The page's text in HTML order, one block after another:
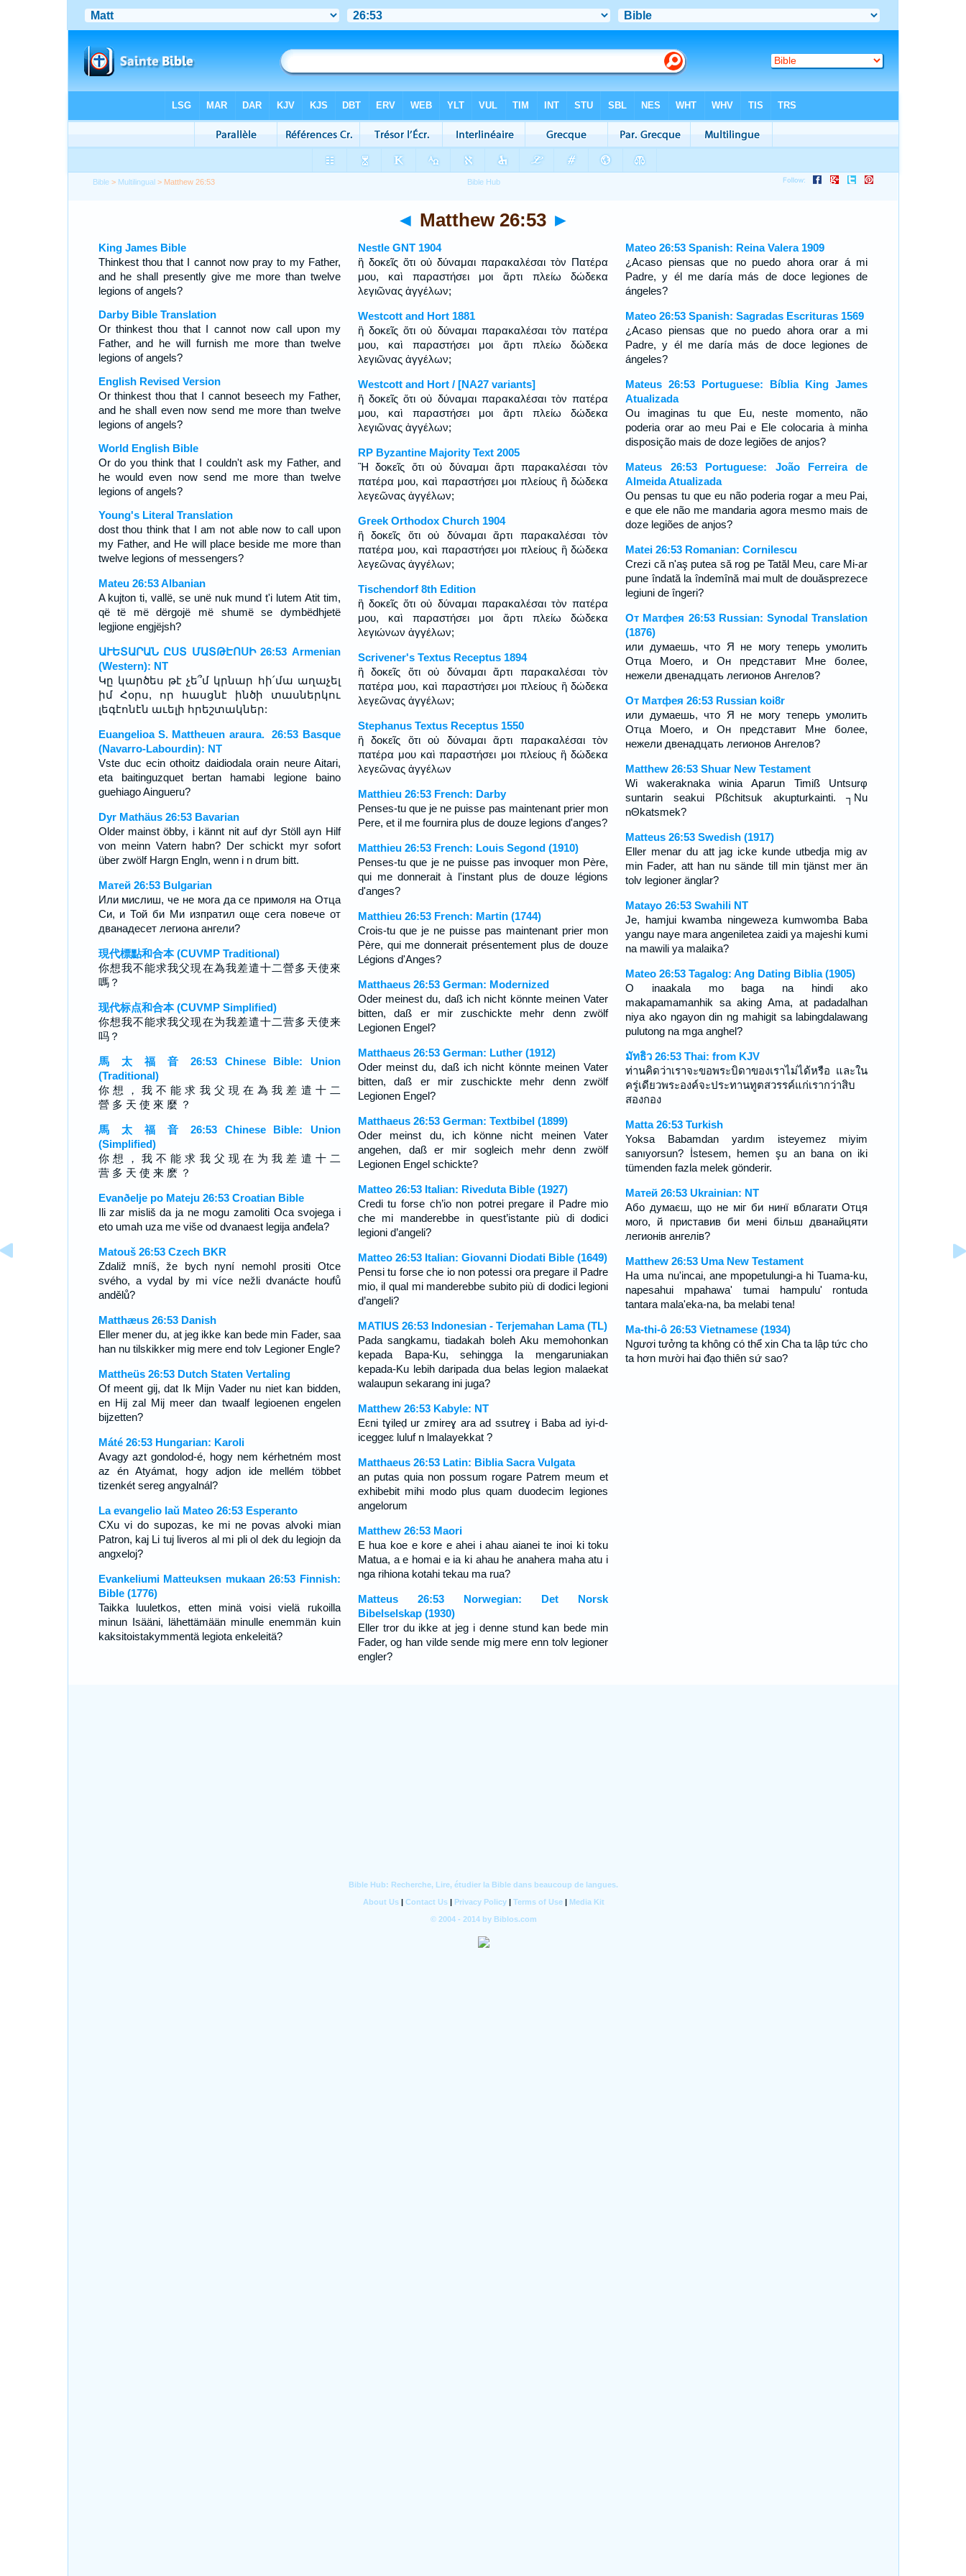
Bible > Multilingual > Matthew 26:53
◄ Matthew 26:53 ►
King James Bible
Thinkest thou that I cannot now pray to my Father,
and he shall presently give me more than twelve
legions of angels?
Darby Bible Translation
Or thinkest thou that I cannot now call upon my
Father, and he will furnish me more than twelve
legions of angels?
English Revised Version
Or thinkest thou that I cannot beseech my Father,
and he shall even now send me more than twelve
legions of angels?
World English Bible
Or do you think that I couldn't ask my Father, and
he would even now send me more than twelve
legions of angels?
Young's Literal Translation
dost thou think that I am not able now to call upon
my Father, and He will place beside me more than
twelve legions of messengers?
Mateu 26:53 Albanian
A kujton ti, vallë, se unë nuk mund t'i lutem Atit tim,
që të më dërgojë më shumë se dymbëdhjetë
legjione engjëjsh?
ԱՒԵՏԱՐԱՆ ԸՍՏ ՄԱՏԹԷՈՍԻ 26:53 Armenian
(Western): NT
Կը կարծես թէ չե՞մ կրնար հի՛մա աղաչել
իմ Հօրս, որ հասցնէ ինծի տասներկու
լեգէոնէն աւելի հրեշտակներ:
Euangelioa S. Mattheuen araura. 26:53 Basque
(Navarro-Labourdin): NT
Vste duc ecin othoitz daidiodala orain neure Aitari,
eta baitinguzquet bertan hamabi legione baino
guehiago Aingueru?
Dyr Mathäus 26:53 Bavarian
Older mainst öbby, i kännt nit auf dyr Stöll ayn Hilf
von meinn Vatern habn? Der schickt myr sofort
über zwölf Hargn Engln, wenn i n drum bitt.
Матей 26:53 Bulgarian
Или мислиш, че не мога да се примоля на Отца
Си, и Той би Ми изпратил още сега повече от
дванадесет легиона ангели?
現代標點和合本 (CUVMP Traditional)
你想我不能求我父現在為我差遣十二營多天使來
嗎？
现代标点和合本 (CUVMP Simplified)
你想我不能求我父现在为我差遣十二营多天使来
吗？
馬 太 福 音 26:53 Chinese Bible: Union
(Traditional)
你 想 ， 我 不 能 求 我 父 現 在 為 我 差 遣 十 二
營 多 天 使 來 麼 ？
馬 太 福 音 26:53 Chinese Bible: Union
(Simplified)
你 想 ， 我 不 能 求 我 父 现 在 为 我 差 遣 十 二
营 多 天 使 来 麽 ？
Evanðelje po Mateju 26:53 Croatian Bible
Ili zar misliš da ja ne mogu zamoliti Oca svojega i
eto umah uza me više od dvanaest legija anđela?
Matouš 26:53 Czech BKR
Zdaliž mníš, že bych nyní nemohl prositi Otce
svého, a vydal by mi více nežli dvanácte houfů
andělů?
Matthæus 26:53 Danish
Eller mener du, at jeg ikke kan bede min Fader, saa
han nu tilskikker mig mere end tolv Legioner Engle?
Mattheüs 26:53 Dutch Staten Vertaling
Of meent gij, dat Ik Mijn Vader nu niet kan bidden,
en Hij zal Mij meer dan twaalf legioenen engelen
bijzetten?
Máté 26:53 Hungarian: Karoli
Avagy azt gondolod-é, hogy nem kérhetném most
az én Atyámat, hogy adjon ide mellém többet
tizenkét sereg angyalnál?
La evangelio laŭ Mateo 26:53 Esperanto
CXu vi do supozas, ke mi ne povas alvoki mian
Patron, kaj Li tuj liveros al mi pli ol dek du legiojn da
angxeloj?
Evankeliumi Matteuksen mukaan 26:53 Finnish:
Bible (1776)
Taikka luuletkos, etten minä voisi vielä rukoilla
minun Isääni, lähettämään minulle enemmän kuin
kaksitoistakymmentä legiota enkeleitä?
Nestle GNT 1904
ἢ δοκεῖς ὅτι οὐ δύναμαι παρακαλέσαι τὸν Πατέρα
μου, καὶ παραστήσει μοι ἄρτι πλείω δώδεκα
λεγιῶνας ἀγγέλων;
Westcott and Hort 1881
ἢ δοκεῖς ὅτι οὐ δύναμαι παρακαλέσαι τὸν πατέρα
μου, καὶ παραστήσει μοι ἄρτι πλείω δώδεκα
λεγιῶνας ἀγγέλων;
Westcott and Hort / [NA27 variants]
ἢ δοκεῖς ὅτι οὐ δύναμαι παρακαλέσαι τὸν πατέρα
μου, καὶ παραστήσει μοι ἄρτι πλείω δώδεκα
λεγιῶνας ἀγγέλων;
RP Byzantine Majority Text 2005
Ἢ δοκεῖς ὅτι οὐ δύναμαι ἄρτι παρακαλέσαι τὸν
πατέρα μου, καὶ παραστήσει μοι πλείους ἢ δώδεκα
λεγεῶνας ἀγγέλων;
Greek Orthodox Church 1904
ἢ δοκεῖς ὅτι οὐ δύναμαι ἄρτι παρακαλέσαι τὸν
πατέρα μου, καὶ παραστήσει μοι πλείους ἢ δώδεκα
λεγεῶνας ἀγγέλων;
Tischendorf 8th Edition
ἢ δοκεῖς ὅτι οὐ δύναμαι παρακαλέσαι τὸν πατέρα
μου, καὶ παραστήσει μοι ἄρτι πλείω δώδεκα
λεγιώνων ἀγγέλων;
Scrivener's Textus Receptus 1894
ἢ δοκεῖς ὅτι οὐ δύναμαι ἄρτι παρακαλέσαι τὸν
πατέρα μου, καὶ παραστήσει μοι πλείους ἢ δώδεκα
λεγεῶνας ἀγγέλων;
Stephanus Textus Receptus 1550
ἢ δοκεῖς ὅτι οὐ δύναμαι ἄρτι παρακαλέσαι τὸν
πατέρα μου καὶ παραστήσει μοι πλείους ἢ δώδεκα
λεγεῶνας ἀγγέλων
Matthieu 26:53 French: Darby
Penses-tu que je ne puisse pas maintenant prier mon
Pere, et il me fournira plus de douze legions d'anges?
Matthieu 26:53 French: Louis Segond (1910)
Penses-tu que je ne puisse pas invoquer mon Père,
qui me donnerait à l'instant plus de douze légions
d'anges?
Matthieu 26:53 French: Martin (1744)
Crois-tu que je ne puisse pas maintenant prier mon
Père, qui me donnerait présentement plus de douze
Légions d'Anges?
Matthaeus 26:53 German: Modernized
Oder meinest du, daß ich nicht könnte meinen Vater
bitten, daß er mir zuschickte mehr denn zwölf
Legionen Engel?
Matthaeus 26:53 German: Luther (1912)
Oder meinst du, daß ich nicht könnte meinen Vater
bitten, daß er mir zuschickte mehr denn zwölf
Legionen Engel?
Matthaeus 26:53 German: Textbibel (1899)
Oder meinst du, ich könne nicht meinen Vater
angehen, daß er mir sogleich mehr denn zwölf
Legionen Engel schickte?
Matteo 26:53 Italian: Riveduta Bible (1927)
Credi tu forse ch’io non potrei pregare il Padre mio
che mi manderebbe in quest’istante più di dodici
legioni d’angeli?
Matteo 26:53 Italian: Giovanni Diodati Bible (1649)
Pensi tu forse che io non potessi ora pregare il Padre
mio, il qual mi manderebbe subito più di dodici legioni
d’angeli?
MATIUS 26:53 Indonesian - Terjemahan Lama (TL)
Pada sangkamu, tiadakah boleh Aku memohonkan
kepada Bapa-Ku, sehingga Ia mengaruniakan
kepada-Ku lebih daripada dua belas legion malaekat
walaupun sekarang ini juga?
Matthew 26:53 Kabyle: NT
Eɛni tɣileḍ ur zmireɣ ara ad ssutreɣ i Baba ad iyi-d-
iceggeɛ luluf n lmalayekkat ?
Matthaeus 26:53 Latin: Biblia Sacra Vulgata
an putas quia non possum rogare Patrem meum et
exhibebit mihi modo plus quam duodecim legiones
angelorum
Matthew 26:53 Maori
E hua koe e kore e ahei i ahau aianei te inoi ki toku
Matua, a e homai e ia ki ahau he anahera maha atu i
nga rihiona kotahi tekau ma rua?
Matteus 26:53 Norwegian: Det Norsk
Bibelselskap (1930)
Eller tror du ikke at jeg i denne stund kan bede min
Fader, og han vilde sende mig mere enn tolv legioner
engler?
Mateo 26:53 Spanish: Reina Valera 1909
¿Acaso piensas que no puedo ahora orar á mi
Padre, y él me daría más de doce legiones de
ángeles?
Mateo 26:53 Spanish: Sagradas Escrituras 1569
¿Acaso piensas que no puedo ahora orar a mi
Padre, y él me daría más de doce legiones de
ángeles?
Mateus 26:53 Portuguese: Bíblia King James
Atualizada
Ou imaginas tu que Eu, neste momento, não
poderia orar ao meu Pai e Ele colocaria à minha
disposição mais de doze legiões de anjos?
Mateus 26:53 Portuguese: João Ferreira de
Almeida Atualizada
Ou pensas tu que eu não poderia rogar a meu Pai,
e que ele não me mandaria agora mesmo mais de
doze legiões de anjos?
Matei 26:53 Romanian: Cornilescu
Crezi că n'aş putea să rog pe Tatăl Meu, care Mi-ar
pune îndată la îndemînă mai mult de douăsprezece
legiuni de îngeri?
От Матфея 26:53 Russian: Synodal Translation
(1876)
или думаешь, что Я не могу теперь умолить
Отца Моего, и Он представит Мне более,
нежели двенадцать легионов Ангелов?
От Матфея 26:53 Russian koi8r
или думаешь, что Я не могу теперь умолить
Отца Моего, и Он представит Мне более,
нежели двенадцать легионов Ангелов?
Matthew 26:53 Shuar New Testament
Wi wakeraknaka winia Aparun Timiß Untsurφ
suntarin seakui Pßchitsuk akupturkainti. ┐Nu
nΘkatsmek?
Matteus 26:53 Swedish (1917)
Eller menar du att jag icke kunde utbedja mig av
min Fader, att han nu sände till min tjänst mer än
tolv legioner änglar?
Matayo 26:53 Swahili NT
Je, hamjui kwamba ningeweza kumwomba Baba
yangu naye mara angeniletea zaidi ya majeshi kumi
na mawili ya malaika?
Mateo 26:53 Tagalog: Ang Dating Biblia (1905)
O inaakala mo baga na hindi ako
makapamamanhik sa aking Ama, at padadalhan
niya ako ngayon din ng mahigit sa labingdalawang
pulutong na mga anghel?
มัทธิว 26:53 Thai: from KJV
ท่านคิดว่าเราจะขอพระบิดาของเราไม่ได้หรือ และใน
ครู่เดียวพระองค์จะประทานทูตสวรรค์แก่เรากว่าสิบ
สองกอง
Matta 26:53 Turkish
Yoksa Babamdan yardım isteyemez miyim
sanıyorsun? İstesem, hemen şu an bana on iki
tümenden fazla melek gönderir.
Матей 26:53 Ukrainian: NT
Або думаєш, що не міг би нинї вблагати Отця
мого, й приставив би мені більш дванайцяти
легионів ангелів?
Matthew 26:53 Uma New Testament
Ha uma nu'incai, ane mpopetulungi-a hi Tuama-ku,
napesahui mpahawa' tumai hampulu' rontuda
tantara mala'eka-na, ba melabi tena!
Ma-thi-ô 26:53 Vietnamese (1934)
Ngươi tưởng ta không có thể xin Cha ta lập tức cho
ta hơn mười hai đạo thiên sứ sao?